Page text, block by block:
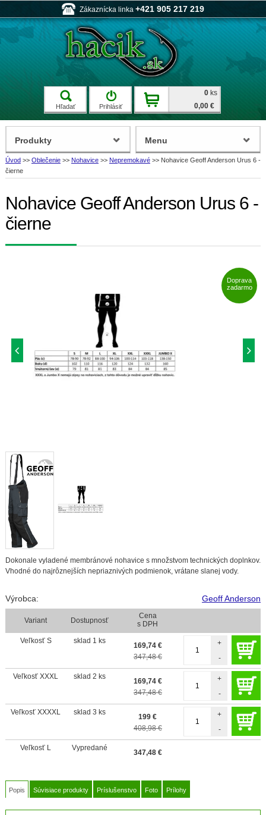
Zákaznícka linka +421 905 217 219
Hľadať Prihlásiť
0 ks
0,00 €
Úvod >> Oblečenie >> Nohavice >> Nepremokavé >> Nohavice Geoff Anderson Urus 6 -
čierne
Nohavice Geoff Anderson Urus 6 -
čierne
Doprava
zadarmo
Dokonale vyladené membránové nohavice s množstvom technických doplnkov.
Vhodné do najrôznejších nepriaznivých podmienok, vrátane slanej vody.
Výrobca: Geoff Anderson
Variant Dostupnosť
Cena
s DPH
Veľkosť S
sklad 1 ks
169,74 €
347,48 €
-
+
Veľkosť XXXL sklad 2 ks
169,74 €
347,48 €
-
+
Veľkosť XXXXL sklad 3 ks
199 €
408,98 €
-
+
Veľkosť L Vypredané
347,48 €
Popis Súvisiace produkty Príslušenstvo Foto Prílohy
Produkty Menu